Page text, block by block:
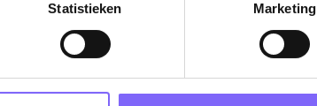
Statistieken Marketing